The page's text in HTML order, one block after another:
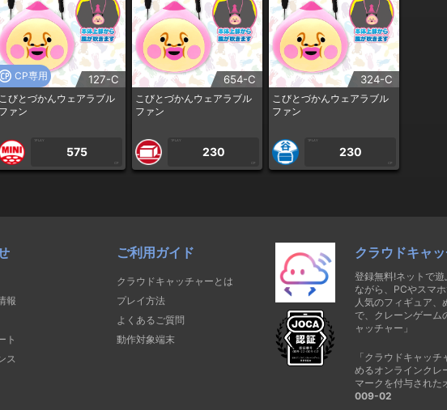
CP専用 127-C
こびとづかんウェアラブル
ファン
1PLAY
575
CP
654-C
こびとづかんウェアラブル
ファン
1PLAY
230
CP
324-C
こびとづかんウェアラブル
ファン
1PLAY
230
CP
報
ト
ス
ご利用ガイド
クラウドキャッチャーとは
プレイ方法
よくあるご質問
動作対象端末
クラウドキャ
登録無料!ネットで
ながら、PCやスマ
人気のフィギュア
で、クレーンゲーム
ャッチャー」
「クラウドキャッ
めるオンラインクレ
マークを付与された
009-02